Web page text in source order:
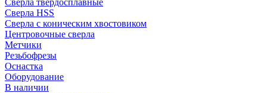
Сверла твердосплавные
Сверла HSS
Сверла с коническим хвостовиком
Центровочные сверла
Метчики
Резьбофрезы
Оснастка
Оборудование
В наличии